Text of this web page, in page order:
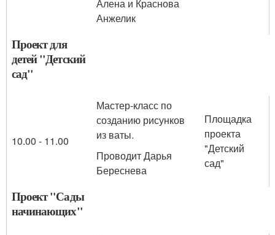
Алена и Краснова
Анжелик
Проект для
детей "Детский
сад"
10.00 - 11.00
Мастер-класс по
созданию рисунков
из ваты.
Проводит Дарья
Береснева
Площадка
проекта
"Детский
сад"
Проект "Сады
начинающих"